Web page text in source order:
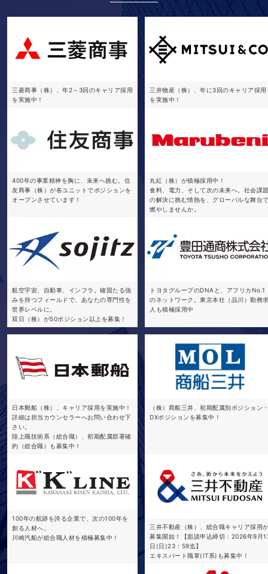
三菱商事（株）、年2～3回のキャリア採用
を実施中！
三井物産（株）、年に3回のキャリア採用
を実施中！
400年の事業精神を胸に、未来へ挑む。住
友商事（株）が各ユニットでポジションを
オープンさせています！
丸紅（株）が積極採用中！
食料、電力、そして次の未来へ。社会課
の解決に挑む情熱を、グローバルな舞台
燃やしませんか。
航空宇宙、自動車、インフラ。確固たる強
みを持つフィールドで、あなたの専門性を
世界レベルに。
双日（株）が50ポジション以上を募集！
トヨタグループのDNAと、アフリカNo.1
のネットワーク。東京本社（品川）勤務
人も積極採用中
日本郵船（株）、キャリア採用を実施中！
詳細は担当カウンセラーへお問い合わせ下
さい。
陸上職技術系（総合職）、初期配属部署確
約（総合職）も募集中！
（株）商船三井、初期配属別ポジション
DXポジションを募集中！
100年の航跡を誇る企業で、次の100年を
創る人材へ。
川崎汽船が総合職人材を積極募集中！
三井不動産（株）、総合職キャリア採用
募集開始！【面談申込締切：2026年9月
日(日)23：59迄】
エキスパート職掌(IT系)も募集中！